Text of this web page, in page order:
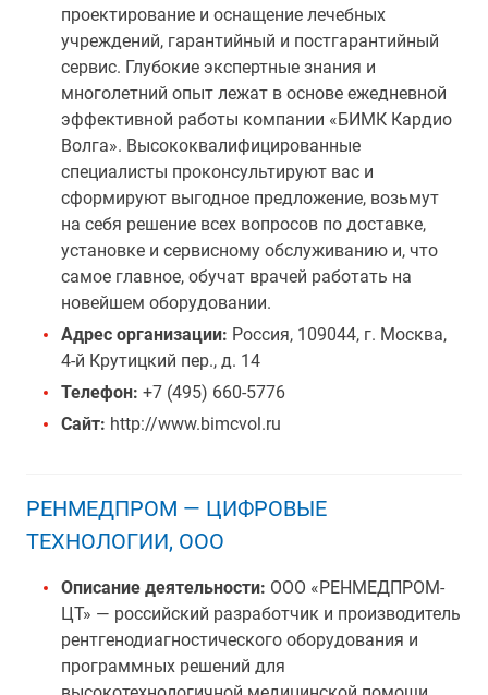
проектирование и оснащение лечебных
учреждений, гарантийный и постгарантийный
сервис. Глубокие экспертные знания и
многолетний опыт лежат в основе ежедневной
эффективной работы компании «БИМК Кардио
Волга». Высококвалифицированные
специалисты проконсультируют вас и
сформируют выгодное предложение, возьмут
на себя решение всех вопросов по доставке,
установке и сервисному обслуживанию и, что
самое главное, обучат врачей работать на
новейшем оборудовании.
Адрес организации: Россия, 109044, г. Москва,
4-й Крутицкий пер., д. 14
Телефон: +7 (495) 660-5776
Сайт: http://www.bimcvol.ru
РЕНМЕДПРОМ — ЦИФРОВЫЕ
ТЕХНОЛОГИИ, ООО
Описание деятельности: ООО «РЕНМЕДПРОМ-
ЦТ» — российский разработчик и производитель
рентгенодиагностического оборудования и
программных решений для